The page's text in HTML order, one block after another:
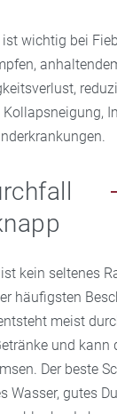
wichtig bei
kein seltenes
häufigsten
meist
und kann
Der beste
Wasser, gutes